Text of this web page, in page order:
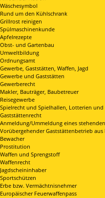
Wäschesymbol
Rund um den Kühlschrank
Grillrost reinigen
Spülmaschinenkunde
Apfelrezepte
Obst- und Gartenbau
Umweltbildung
Ordnungsamt
Gewerbe, Gaststätten, Waffen, Jagd
Gewerbe und Gaststätten
Gewerberecht
Makler, Bauträger, Baubetreuer
Reisegewerbe
Spielrecht und Spielhallen, Lotterien und
Gaststättenrecht
Anmeldung/Ummeldung eines
Vorübergehender Gaststättenbetrieb aus
Bewacher
Prostitution
Waffen und Sprengstoff
Waffenrecht
Jagdscheininhaber
Sportschützen
Erbe bzw. Vermächtnisnehmer
Europäischer Feuerwaffenpass